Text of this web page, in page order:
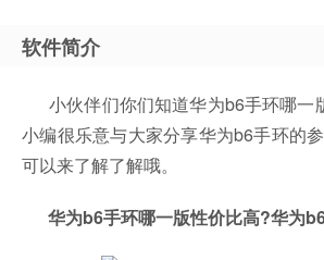
软件简介
小伙伴们你们知道华为b6手环哪一
小编很乐意与大家分享华为b6手环的
可以来了解了解哦。
华为b6手环哪一版性价比高?华为